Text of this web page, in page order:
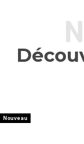
Nouveau